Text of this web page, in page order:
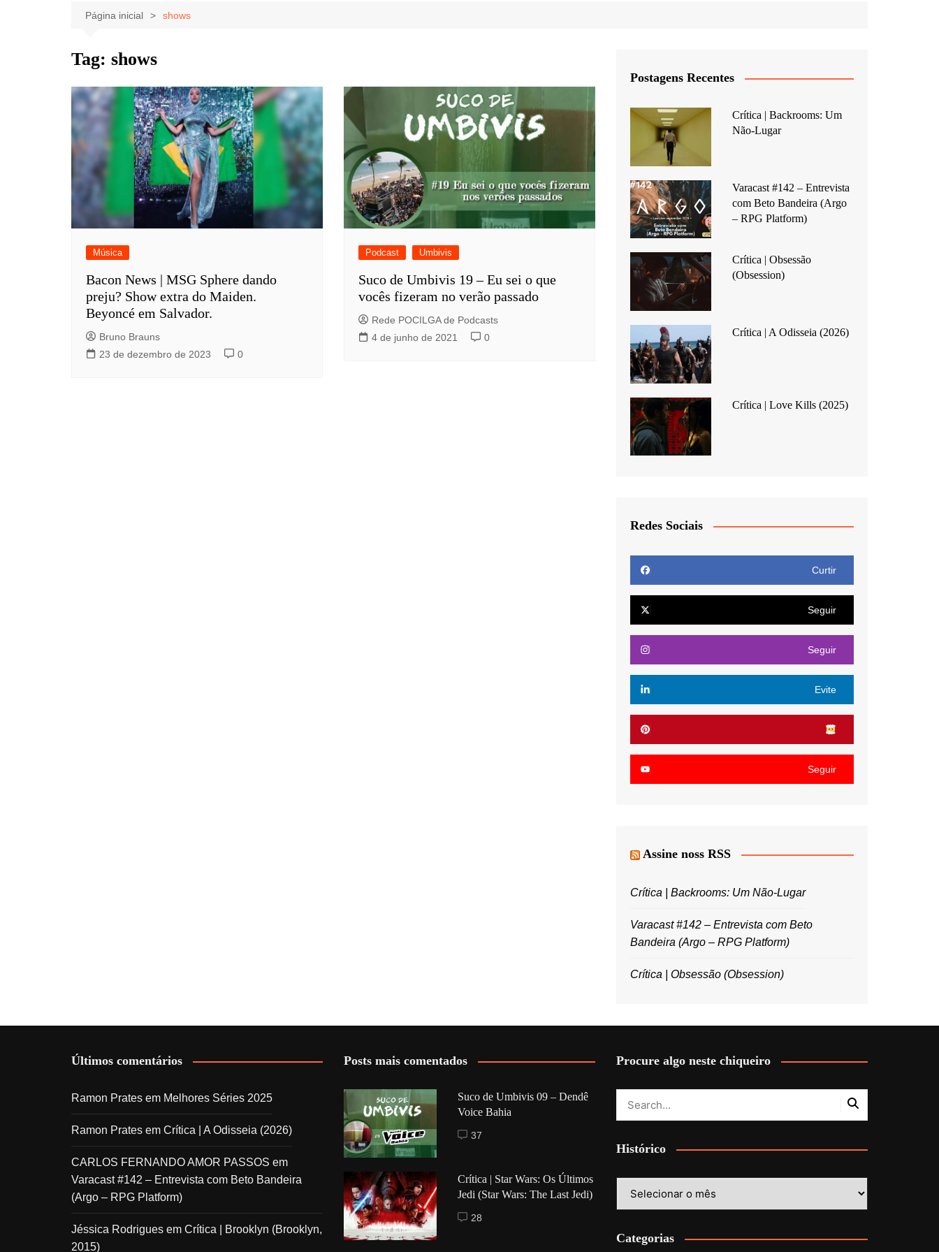
Celebridades
Música
Notícias
Página inicial shows
Tag: shows
Música
Bacon News | MSG Sphere dando
preju? Show extra do Maiden.
Beyoncé em Salvador.
Bruno Brauns
23 de dezembro de 2023
0
Podcast Umbivis
Suco de Umbivis 19 – Eu sei o que
vocês fizeram no verão passado
Rede POCILGA de Podcasts
4 de junho de 2021
0
Postagens Recentes
Crítica | Backrooms: Um
Não-Lugar
Varacast #142 – Entrevista
com Beto Bandeira (Argo
– RPG Platform)
Crítica | Obsessão
(Obsession)
Crítica | A Odisseia (2026)
Crítica | Love Kills (2025)
Redes Sociais
Curtir
Seguir
Seguir
Evite
Seguir
Assine noss RSS
Crítica | Backrooms: Um Não-Lugar
Varacast #142 – Entrevista com Beto
Bandeira (Argo – RPG Platform)
Crítica | Obsessão (Obsession)
Últimos comentários
Ramon Prates em Melhores Séries 2025
Ramon Prates em Crítica | A Odisseia (2026)
CARLOS FERNANDO AMOR PASSOS em
Varacast #142 – Entrevista com Beto Bandeira
(Argo – RPG Platform)
Jéssica Rodrigues em Crítica | Brooklyn (Brooklyn,
2015)
Posts mais comentados
Suco de Umbivis 09 – Dendê
Voice Bahia
37
Crítica | Star Wars: Os Últimos
Jedi (Star Wars: The Last Jedi)
28
Procure algo neste chiqueiro
Histórico
Categorias